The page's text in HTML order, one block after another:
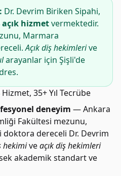
Dr. Devrim Biriken Sipahi,
açık hizmetvermektedir.
Marmara
Açık diş hekimlerive
arayanlar için Şişli'de
35+ Yıl Tecrübe
deneyim — Ankara
Fakültesi mezunu,
dereceli Dr. Devrim
hekimiveaçık diş hekimleri
akademik standart ve